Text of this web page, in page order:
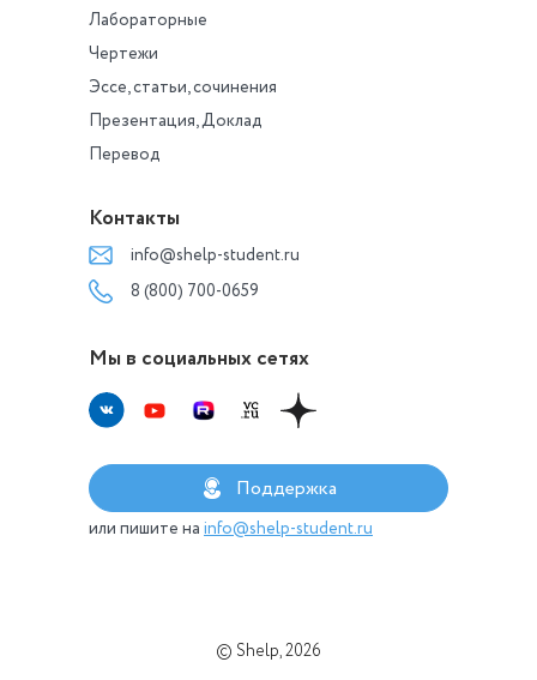
Лабораторные
Чертежи
Эссе, статьи, сочинения
Презентация, Доклад
Перевод
Контакты
info@shelp-student.ru
8 (800) 700-0659
Мы в социальных сетях
Поддержка
или пишите на info@shelp-student.ru
© Shelp, 2026